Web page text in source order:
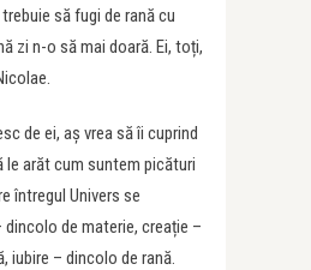
să fugi de rană cu
zi n-o să mai doară. Ei, toți,
de ei, aș vrea să îi cuprind
le arăt cum suntem picături
întregul Univers se
de materie, creație –
iubire – dincolo de rană.